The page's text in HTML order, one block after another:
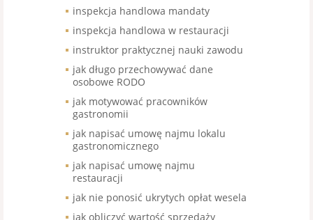
inspekcja handlowa mandaty
inspekcja handlowa w restauracji
instruktor praktycznej nauki zawodu
jak długo przechowywać dane
osobowe RODO
jak motywować pracowników
gastronomii
jak napisać umowę najmu lokalu
gastronomicznego
jak napisać umowę najmu
restauracji
jak nie ponosić ukrytych opłat wesela
jak obliczyć wartość sprzedaży